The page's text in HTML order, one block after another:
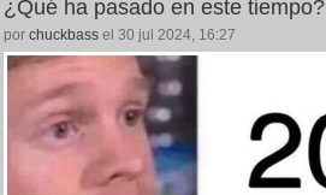
¿Qué ha pasado en este tiempo?
por chuckbass el 30 jul 2024, 16:27